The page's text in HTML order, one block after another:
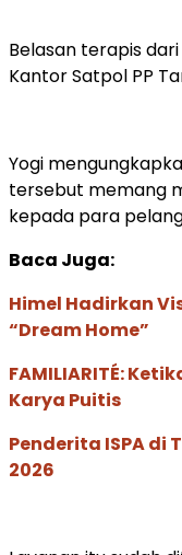
Belasan terapis
Kantor Satpol PP
Yogi
tersebut memang
kepada para
Baca Juga:
Himel Hadirkan
“Dream Home”
FAMILIARITÉ:
Karya Puitis
Penderita ISPA di
2026